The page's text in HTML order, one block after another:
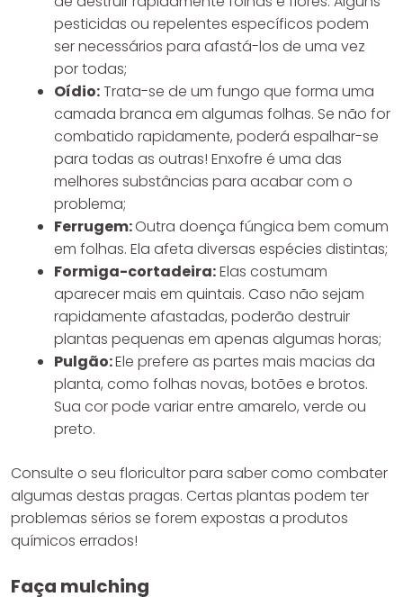
pesticidas ou repelentes específicos podem
ser necessários para afastá-los de uma vez
por todas;
Oídio:Trata-se de um fungo que forma uma
camada branca em algumas folhas. Se não for
combatido rapidamente, poderá espalhar-se
para todas as outras! Enxofre é uma das
melhores substâncias para acabar com o
problema;
Ferrugem:Outra doença fúngica bem comum
em folhas. Ela afeta diversas espécies distintas;
Formiga-cortadeira:Elas costumam
aparecer mais em quintais. Caso não sejam
rapidamente afastadas, poderão destruir
plantas pequenas em apenas algumas horas;
Pulgão:Ele prefere as partes mais macias da
planta, como folhas novas, botões e brotos.
Sua cor pode variar entre amarelo, verde ou
preto.
Consulte o seu floricultor para saber como combater
algumas destas pragas. Certas plantas podem ter
problemas sérios se forem expostas a produtos
químicos errados!
Faça mulching